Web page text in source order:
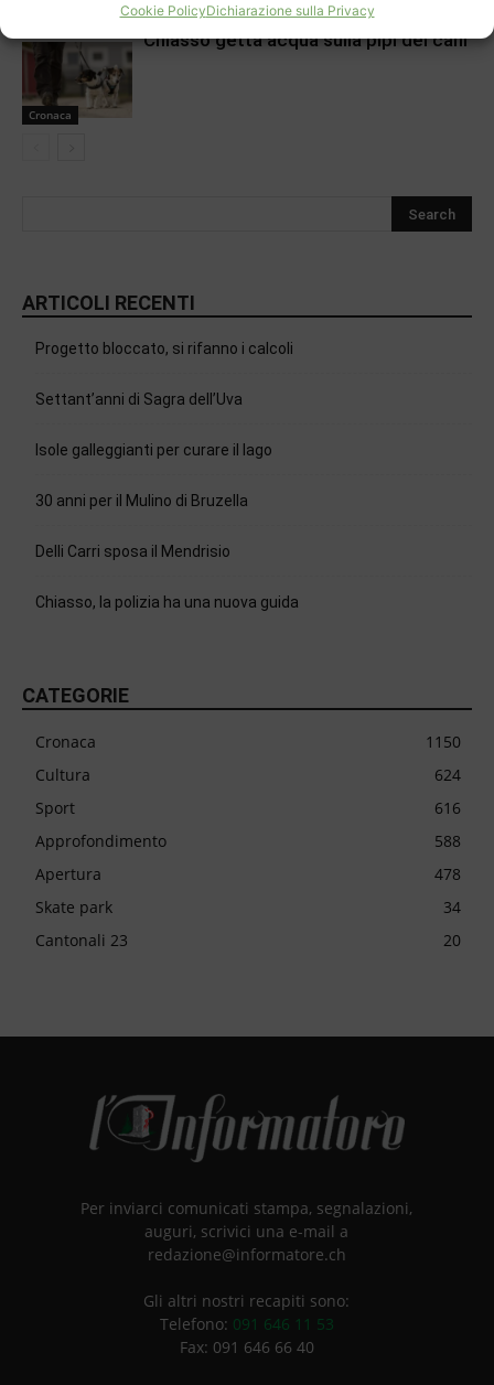
Cookie PolicyDichiarazione sulla Privacy
Cronaca
Chiasso getta acqua sulla pipì dei cani
ARTICOLI RECENTI
Progetto bloccato, si rifanno i calcoli
Settant’anni di Sagra dell’Uva
Isole galleggianti per curare il lago
30 anni per il Mulino di Bruzella
Delli Carri sposa il Mendrisio
Chiasso, la polizia ha una nuova guida
CATEGORIE
Cronaca
1150
Cultura
624
Sport
616
Approfondimento
588
Apertura
478
Skate park
34
Cantonali 23
20
Per inviarci comunicati stampa, segnalazioni,
auguri, scrivici una e-mail a
redazione@informatore.ch
Gli altri nostri recapiti sono:
Telefono: 091 646 11 53
Fax: 091 646 66 40